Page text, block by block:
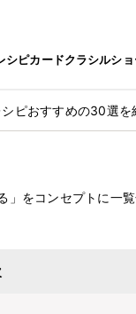
シピカードクラシルショ
ピおすすめの30選を
をコンセプトに一覧